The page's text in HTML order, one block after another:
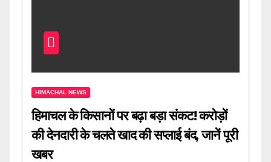
HIMACHAL NEWS
हिमाचल के किसानों पर बढ़ा बड़ा संकट! करोड़ों
की देनदारी के चलते खाद की सप्लाई बंद, जानें पूरी
खबर